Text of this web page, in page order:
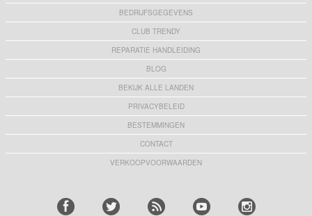
BEDRIJFSGEGEVENS
CLUB TRENDY
REPARATIE HANDLEIDING
BLOG
BEKIJK ALLE LANDEN
PRIVACYBELEID
BESTEMMINGEN
CONTACT
VERKOOPVOORWAARDEN